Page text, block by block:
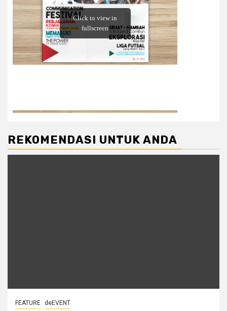
REKOMENDASI UNTUK ANDA
FEATURE deEVENT